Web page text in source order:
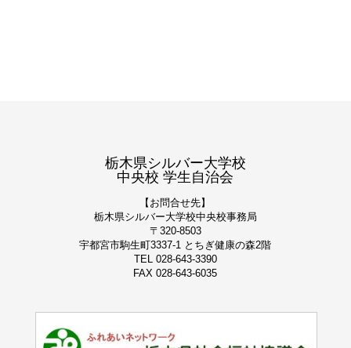
栃木県シルバー大学校
中央校 学生自治会
【お問合せ先】
栃木県シルバー大学校中央校事務局
〒320-8503
宇都宮市駒生町3337-1 とちぎ健康の森2階
TEL 028-643-3390
FAX 028-643-6035